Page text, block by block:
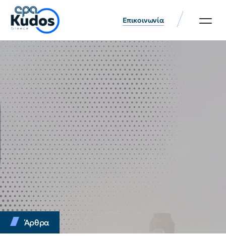
Επικοινωνία
Άρθρα